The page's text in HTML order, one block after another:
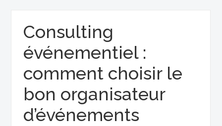
Consulting
événementiel :
comment choisir le
bon organisateur
d’événements